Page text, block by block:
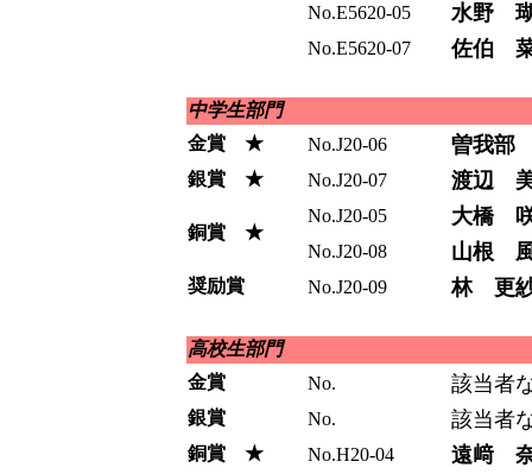
No.E5620-05 水野
No.E5620-07 佐伯
中学生部門
金賞 ★
No.J20-06 曽我部
銀賞 ★ No.J20-07 渡辺
銅賞 ★
No.J20-05 大橋
No.J20-08 山根
奨励賞 No.J20-09 林 更
高校生部門
金賞
No. 該当者
銀賞 No. 該当者
銅賞 ★ No.H20-04 遠﨑